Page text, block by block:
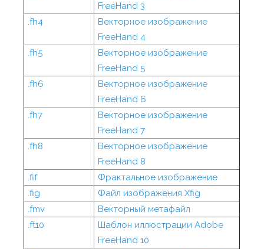
FreeHand 3
.fh4
Векторное изображение
FreeHand 4
.fh5
Векторное изображение
FreeHand 5
.fh6
Векторное изображение
FreeHand 6
.fh7
Векторное изображение
FreeHand 7
.fh8
Векторное изображение
FreeHand 8
.fif
Фрактальное изображение
.fig
Файл изображения Xfig
.fmv
Векторный метафайл
.ft10
Шаблон иллюстрации Adobe
FreeHand 10